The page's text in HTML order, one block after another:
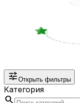
tune Открыть фильтры
Категория
search